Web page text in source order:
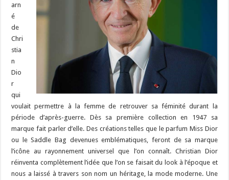
arn
é
de
Chri
stia
n
Dio
r
qui
voulait permettre à la femme de retrouver sa féminité durant la
période d’après-guerre. Dès sa première collection en 1947 sa
marque fait parler d’elle. Des créations telles que le parfum Miss Dior
ou le Saddle Bag devenues emblématiques, feront de sa marque
l’icône au rayonnement universel que l’on connaît. Christian Dior
réinventa complètement l’idée que l’on se faisait du look à l’époque et
nous a laissé à travers son nom un héritage, la mode moderne. Une